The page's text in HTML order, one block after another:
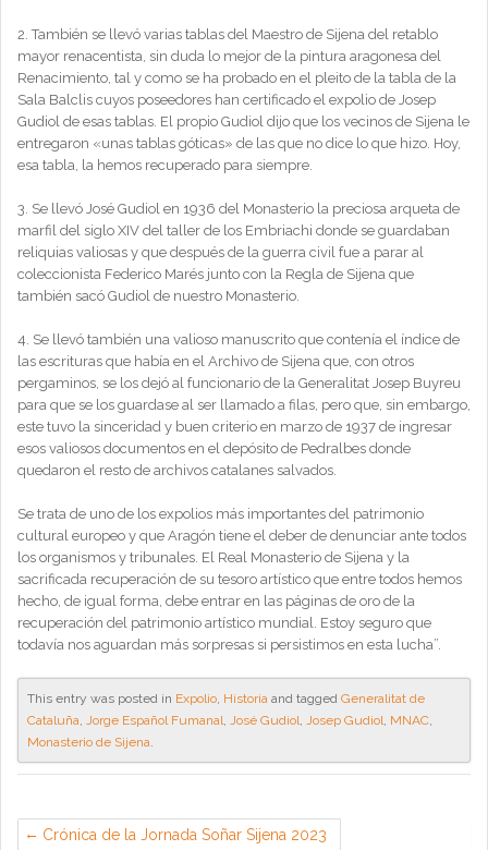
2. También se llevó varias tablas del Maestro de Sijena del retablo
mayor renacentista, sin duda lo mejor de la pintura aragonesa del
Renacimiento, tal y como se ha probado en el pleito de la tabla de la
Sala Balclis cuyos poseedores han certificado el expolio de Josep
Gudiol de esas tablas. El propio Gudiol dijo que los vecinos de Sijena le
entregaron «unas tablas góticas» de las que no dice lo que hizo. Hoy,
esa tabla, la hemos recuperado para siempre.
3. Se llevó José Gudiol en 1936 del Monasterio la preciosa arqueta de
marfil del siglo XIV del taller de los Embriachi donde se guardaban
reliquias valiosas y que después de la guerra civil fue a parar al
coleccionista Federico Marés junto con la Regla de Sijena que
también sacó Gudiol de nuestro Monasterio.
4. Se llevó también una valioso manuscrito que contenía el índice de
las escrituras que había en el Archivo de Sijena que, con otros
pergaminos, se los dejó al funcionario de la Generalitat Josep Buyreu
para que se los guardase al ser llamado a filas, pero que, sin embargo,
este tuvo la sinceridad y buen criterio en marzo de 1937 de ingresar
esos valiosos documentos en el depósito de Pedralbes donde
quedaron el resto de archivos catalanes salvados.
Se trata de uno de los expolios más importantes del patrimonio
cultural europeo y que Aragón tiene el deber de denunciar ante todos
los organismos y tribunales. El Real Monasterio de Sijena y la
sacrificada recuperación de su tesoro artístico que entre todos hemos
hecho, de igual forma, debe entrar en las páginas de oro de la
recuperación del patrimonio artístico mundial. Estoy seguro que
todavía nos aguardan más sorpresas si persistimos en esta lucha”.
This entry was posted in Expolio, Historia and tagged Generalitat de
Cataluña, Jorge Español Fumanal, José Gudiol, Josep Gudiol, MNAC,
Monasterio de Sijena.
Crónica de la Jornada Soñar Sijena 2023